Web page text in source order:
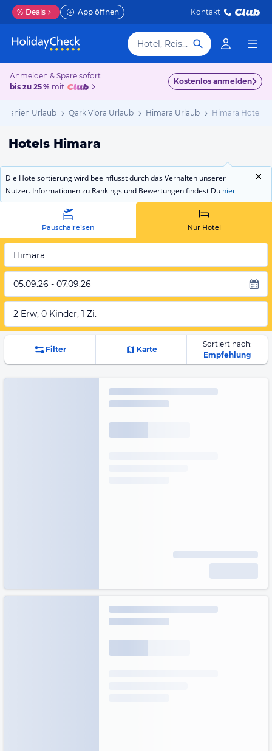
% Deals App öffnen Kontakt
Hotel, Reiseziel
Anmelden & Spare sofort
bis zu 25 % mit
Kostenlos anmelden
Urlaub Qark Vlora Urlaub Himara Urlaub Himara Hotels
Hotels Himara
Die Hotelsortierung wird beeinflusst durch das Verhalten unserer
Nutzer. Informationen zu Rankings und Bewertungen findest Du hier
Pauschalreisen Nur Hotel
Himara
05.09.26 - 07.09.26
2 Erw, 0 Kinder, 1 Zi.
Filter Karte
Sortiert nach:
Empfehlung